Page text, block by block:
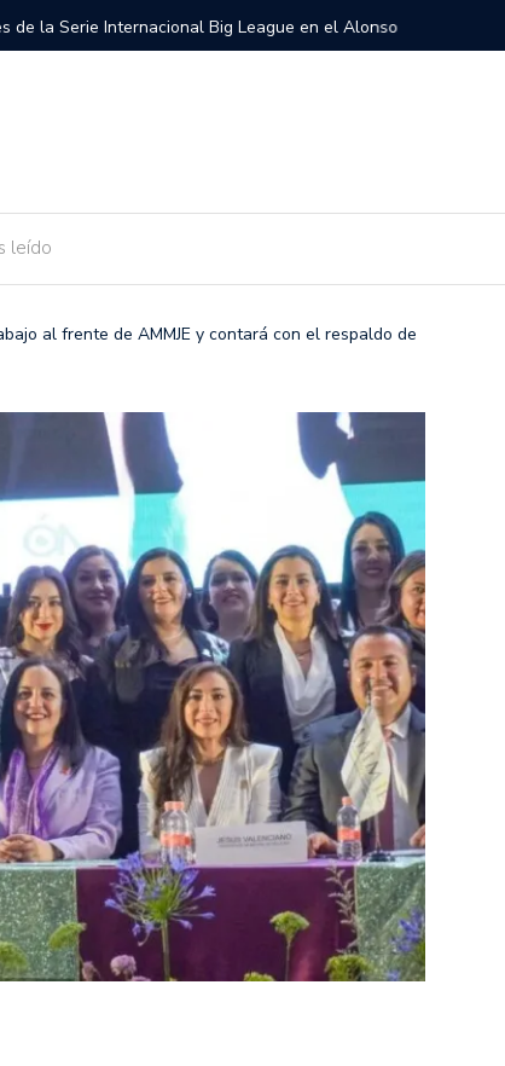
de la Serie Internacional Big League en el Alonso
de
leído
al frente de AMMJE y contará con el respaldo de